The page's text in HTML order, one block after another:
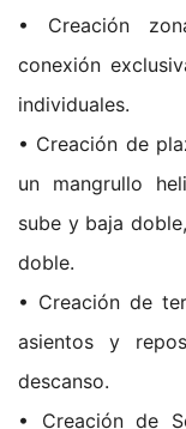
• Creación
conexión
individuales.
• Creación de
un mangrullo
sube y baja
doble.
• Creación de
asientos y
descanso.
• Creación de